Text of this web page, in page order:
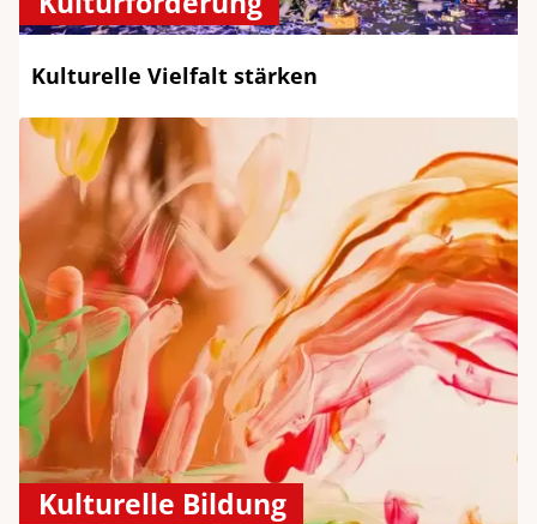
Kulturelle Vielfalt stärken
Kulturelle Bildung